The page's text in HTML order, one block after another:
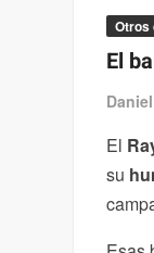
Otros
El
El
su